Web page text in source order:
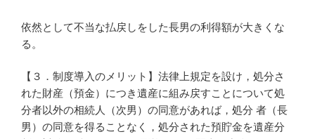
依然として不当な払戻しをした長男の利得額が大きくな
る。
【３．制度導入のメリット】法律上規定を設け，処分さ
れた財産（預金）につき遺産に組み戻すことについて処
分者以外の相続人（次男）の同意があれば，処分 者（長
男）の同意を得ることなく，処分された預貯金を遺産分